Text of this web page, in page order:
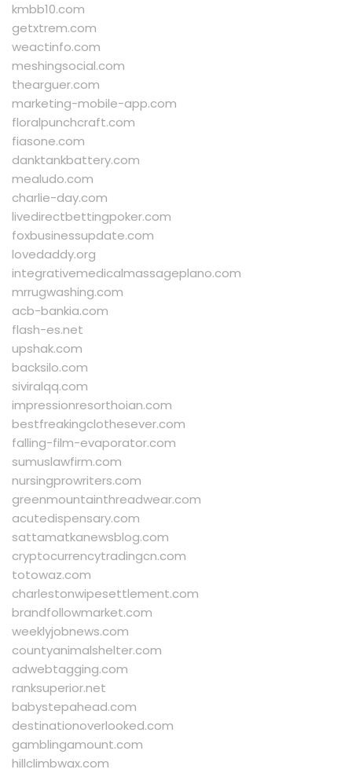
kmbb10.com
getxtrem.com
weactinfo.com
meshingsocial.com
thearguer.com
marketing-mobile-app.com
floralpunchcraft.com
fiasone.com
danktankbattery.com
mealudo.com
charlie-day.com
livedirectbettingpoker.com
foxbusinessupdate.com
lovedaddy.org
integrativemedicalmassageplano.com
mrrugwashing.com
acb-bankia.com
flash-es.net
upshak.com
backsilo.com
siviralqq.com
impressionresorthoian.com
bestfreakingclothesever.com
falling-film-evaporator.com
sumuslawfirm.com
nursingprowriters.com
greenmountainthreadwear.com
acutedispensary.com
sattamatkanewsblog.com
cryptocurrencytradingcn.com
totowaz.com
charlestonwipesettlement.com
brandfollowmarket.com
weeklyjobnews.com
countyanimalshelter.com
adwebtagging.com
ranksuperior.net
babystepahead.com
destinationoverlooked.com
gamblingamount.com
hillclimbwax.com